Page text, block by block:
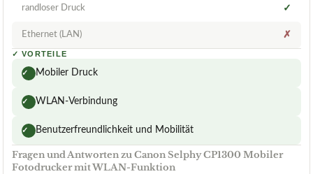
randloser Druck ✓
Ethernet (LAN) ✗
✓ VORTEILE
✓ Mobiler Druck
✓ WLAN-Verbindung
✓ Benutzerfreundlichkeit und Mobilität
Fragen und Antworten zu Canon Selphy CP1300 Mobiler
Fotodrucker mit WLAN-Funktion